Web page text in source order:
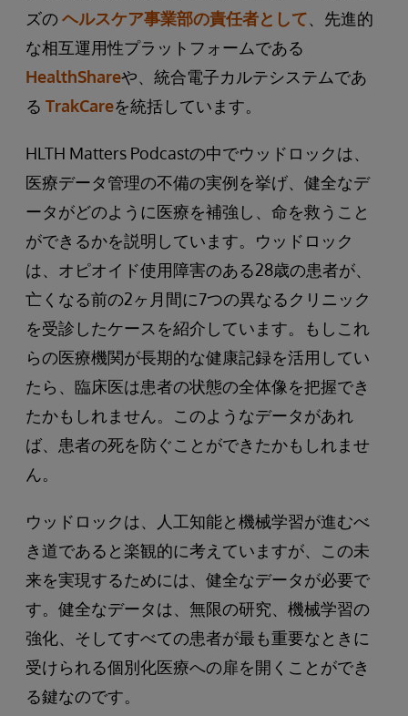
ズの ヘルスケア事業部の責任者として、先進的
な相互運用性プラットフォームである
HealthShareや、統合電子カルテシステムであ
る TrakCareを統括しています。
HLTH Matters Podcastの中でウッドロックは、
医療データ管理の不備の実例を挙げ、健全なデ
ータがどのように医療を補強し、命を救うこと
ができるかを説明しています。ウッドロック
は、オピオイド使用障害のある28歳の患者が、
亡くなる前の2ヶ月間に7つの異なるクリニック
を受診したケースを紹介しています。もしこれ
らの医療機関が長期的な健康記録を活用してい
たら、臨床医は患者の状態の全体像を把握でき
たかもしれません。このようなデータがあれ
ば、患者の死を防ぐことができたかもしれませ
ん。
ウッドロックは、人工知能と機械学習が進むべ
き道であると楽観的に考えていますが、この未
来を実現するためには、健全なデータが必要で
す。健全なデータは、無限の研究、機械学習の
強化、そしてすべての患者が最も重要なときに
受けられる個別化医療への扉を開くことができ
る鍵なのです。